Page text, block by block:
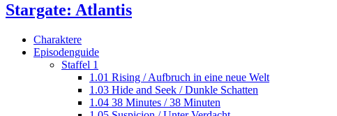
Stargate: Atlantis
Charaktere
Episodenguide
Staffel 1
1.01 Rising / Aufbruch in eine neue Welt
1.03 Hide and Seek / Dunkle Schatten
1.04 38 Minutes / 38 Minuten